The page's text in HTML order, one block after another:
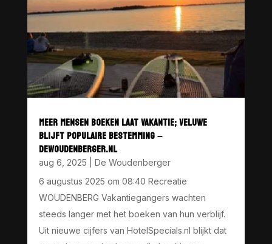
MEER MENSEN BOEKEN LAAT VAKANTIE; VELUWE
BLIJFT POPULAIRE BESTEMMING –
DEWOUDENBERGER.NL
aug 6, 2025
De Woudenberger
6 augustus 2025 om 08:40 Recreatie
WOUDENBERG Vakantiegangers wachten
steeds langer met het boeken van hun verblijf.
Uit nieuwe cijfers van HotelSpecials.nl blijkt dat